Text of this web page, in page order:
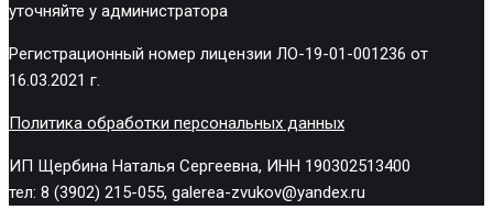
уточняйте у администратора
Регистрационный номер лицензии ЛО-19-01-001236 от
16.03.2021 г.
Политика обработки персональных данных
ИП Щербина Наталья Сергеевна, ИНН 190302513400
тел: 8 (3902) 215-055, galerea-zvukov@yandex.ru